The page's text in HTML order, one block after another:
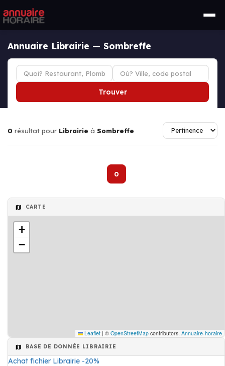
Annuaire Librairie — Sombreffe
Trouver
0 résultat pour Librairie à Sombreffe
0
CARTE
+
−
Leaflet | © OpenStreetMap contributors, Annuaire-horaire
BASE DE DONNÉE LIBRAIRIE
Achat fichier Librairie -20%